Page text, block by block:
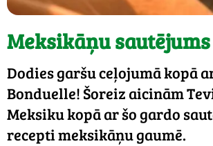
Meksikāņu sautējums
Dodies garšu ceļojumā kopā
Bonduelle! Šoreiz aicinām
Meksiku kopā ar šo gardo
recepti meksikāņu gaumē.